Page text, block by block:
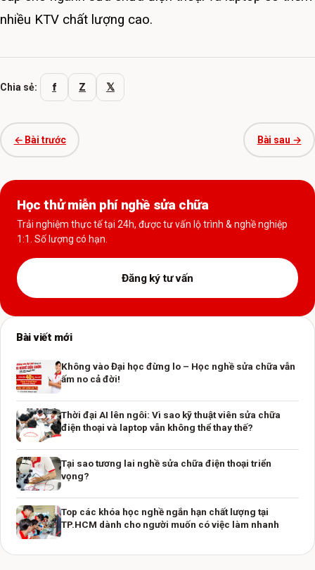
nhiều KTV chất lượng cao.
Chia sẻ: f Z 𝕏
← Bài trước Bài sau →
Học thử miễn phí nghề sửa chữa
Trải nghiệm thực tế tại 24h, được tư vấn lộ trình & nghề nghiệp
1:1. Số lượng có hạn.
Đăng ký tư vấn
Bài viết mới
Không vào Đại học đừng lo – Học nghề sửa chữa vẫn
ấm no cả đời!
Thời đại AI lên ngôi: Vì sao kỹ thuật viên sửa chữa
điện thoại và laptop vẫn không thể thay thế?
Tại sao tương lai nghề sửa chữa điện thoại triển
vọng?
Top các khóa học nghề ngắn hạn chất lượng tại
TP.HCM dành cho người muốn có việc làm nhanh